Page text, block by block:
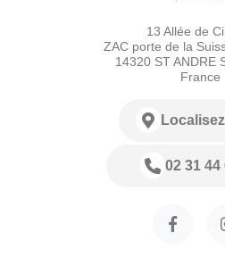
13 Allée de
ZAC porte de la
14320 ST ANDRE
France
02 31 44